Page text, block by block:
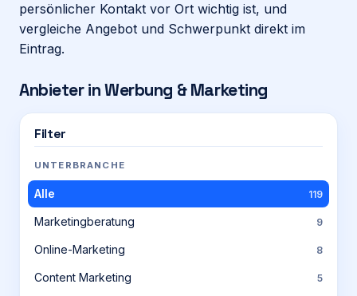
persönlicher Kontakt vor Ort wichtig ist, und
vergleiche Angebot und Schwerpunkt direkt im
Eintrag.
Anbieter inWerbung & Marketing
Filter
UNTERBRANCHE
Alle 119
Marketingberatung 9
Online-Marketing 8
Content Marketing 5